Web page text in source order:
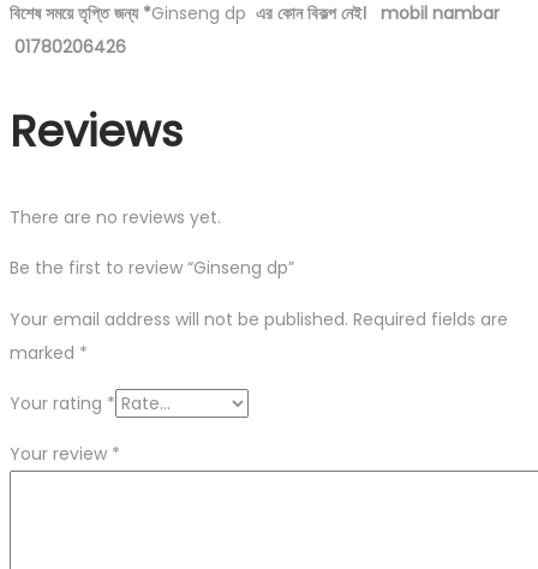
বিশেষ সময়ে তৃপ্তি জন্য *Ginseng dp এর কোন বিকল্প নেই। mobil nambar
01780206426
Reviews
There are no reviews yet.
Be the first to review “Ginseng dp”
Your email address will not be published. Required fields are
marked *
Your rating *
Your review *